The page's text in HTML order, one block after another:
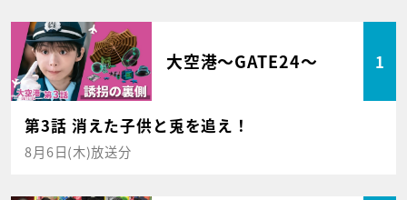
大空港～GATE24～ 1
第3話 消えた子供と兎を追え！
8月6日(木)放送分